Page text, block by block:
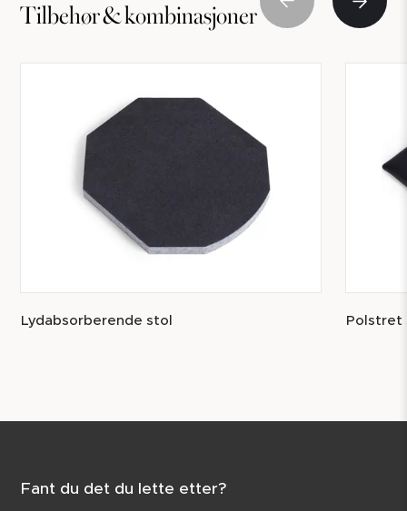
Tilbehør & kombinasjoner
Lydabsorberende stol Polstret
Fant du det du lette etter?